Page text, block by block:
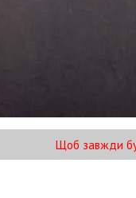
Щоб завжди